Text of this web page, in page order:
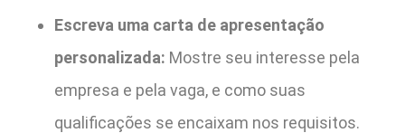
Escreva uma carta de apresentação
personalizada: Mostre seu interesse pela
empresa e pela vaga, e como suas
qualificações se encaixam nos requisitos.